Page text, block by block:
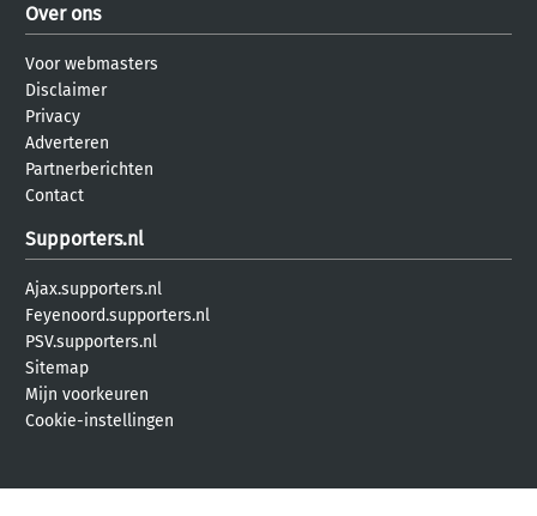
Over ons
Voor webmasters
Disclaimer
Privacy
Adverteren
Partnerberichten
Contact
Supporters.nl
Ajax.supporters.nl
Feyenoord.supporters.nl
PSV.supporters.nl
Sitemap
Mijn voorkeuren
Cookie-instellingen